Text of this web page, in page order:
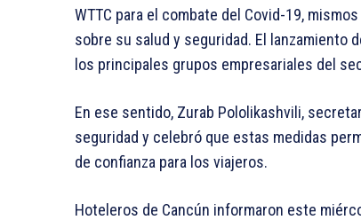
WTTC para el combate del Covid-19,
sobre su salud y seguridad. El lanzamiento
los principales grupos empresariales del
En ese sentido, Zurab Pololikashvili,
seguridad y celebró que estas medidas
de confianza para los viajeros.
Hoteleros de Cancún informaron este